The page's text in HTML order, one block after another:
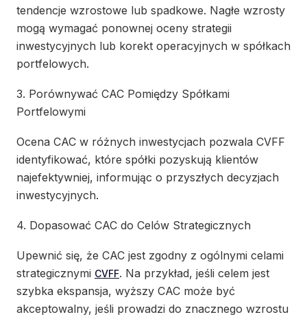
tendencje wzrostowe lub spadkowe. Nagłe wzrosty
mogą wymagać ponownej oceny strategii
inwestycyjnych lub korekt operacyjnych w spółkach
portfelowych.
3. Porównywać CAC Pomiędzy Spółkami
Portfelowymi
Ocena CAC w różnych inwestycjach pozwala CVFF
identyfikować, które spółki pozyskują klientów
najefektywniej, informując o przyszłych decyzjach
inwestycyjnych.
4. Dopasować CAC do Celów Strategicznych
Upewnić się, że CAC jest zgodny z ogólnymi celami
strategicznymi CVFF. Na przykład, jeśli celem jest
szybka ekspansja, wyższy CAC może być
akceptowalny, jeśli prowadzi do znacznego wzrostu